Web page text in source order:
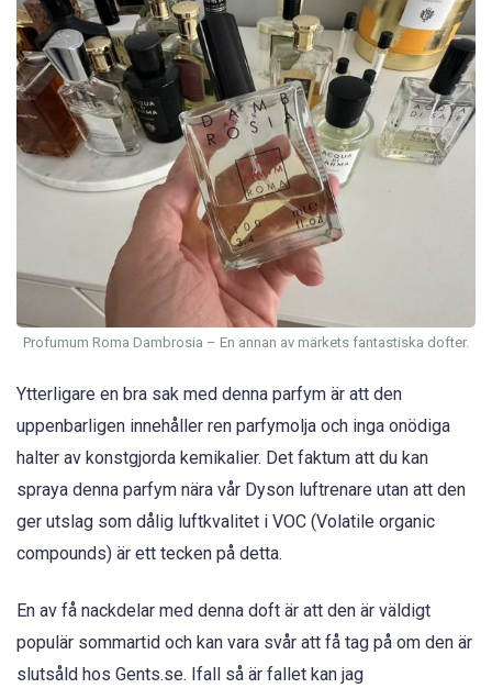
Profumum Roma Dambrosia – En annan av märkets fantastiska dofter.
Ytterligare en bra sak med denna parfym är att den
uppenbarligen innehåller ren parfymolja och inga onödiga
halter av konstgjorda kemikalier. Det faktum att du kan
spraya denna parfym nära vår Dyson luftrenare utan att den
ger utslag som dålig luftkvalitet i VOC (Volatile organic
compounds) är ett tecken på detta.
En av få nackdelar med denna doft är att den är väldigt
populär sommartid och kan vara svår att få tag på om den är
slutsåld hos Gents.se. Ifall så är fallet kan jag